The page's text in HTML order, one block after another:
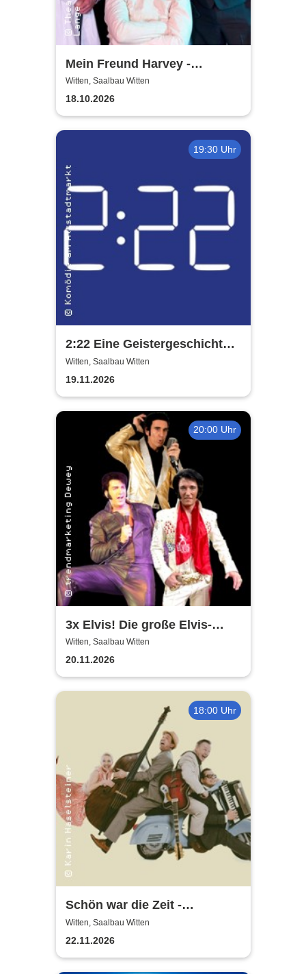
Mein Freund Harvey -
Theatergemeinde Volksbühne
Witten
Witten, Saalbau Witten
18.10.2026
19:30 Uhr
2:22 Eine Geistergeschichte -
Theatergemeinde Volksbühne
Witten
Witten, Saalbau Witten
19.11.2026
20:00 Uhr
3x Elvis! Die große Elvis-
Zeitreise! - Shaky Everett,
Oliver Steinhoff, Brian Troy
Witten, Saalbau Witten
20.11.2026
18:00 Uhr
Schön war die Zeit -
Theatergemeinde Volksbühne
Witten
Witten, Saalbau Witten
22.11.2026